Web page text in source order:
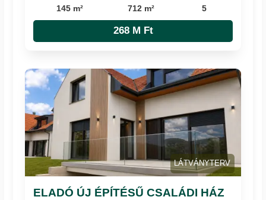
145 m² 712 m² 5
268 M Ft
LÁTVÁNYTERV
ELADÓ ÚJ ÉPÍTÉSŰ CSALÁDI HÁZ